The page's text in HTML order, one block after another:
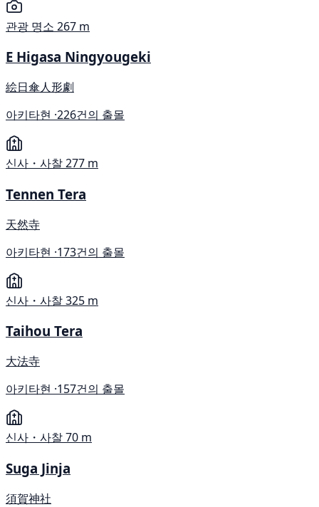
관광 명소 267 m
E Higasa Ningyougeki
絵日傘人形劇
아키타현 ·226건의 출몰
신사・사찰277 m
Tennen Tera
天然寺
아키타현 ·173건의 출몰
신사・사찰325 m
Taihou Tera
大法寺
아키타현 ·157건의 출몰
신사・사찰70 m
Suga Jinja
須賀神社